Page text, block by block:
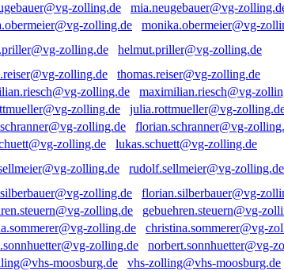
mia.neugebauer@vg-
monika.obermeier@vg-
helmut.priller@vg-zolling.de
thomas.reiser@vg-zolling.de
maximilian.riesch@vg-
julia.rottmueller@vg-
florian.schranner@vg-
lukas.schuett@vg-zolling.de
rudolf.sellmeier@vg-zolling.de
florian.silberbauer@vg-
gebuehren.steuern@vg-
christina.sommerer@vg-
norbert.sonnhuetter@vg-
vhs-zolling@vhs-moosburg.de